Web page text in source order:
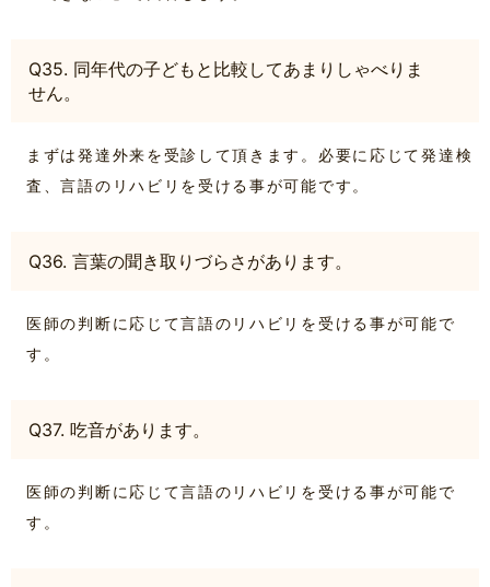
Q35. 同年代の子どもと比較してあまりしゃべりま
せん。
まずは発達外来を受診して頂きます。必要に応じて発達検
査、言語のリハビリを受ける事が可能です。
Q36. 言葉の聞き取りづらさがあります。
医師の判断に応じて言語のリハビリを受ける事が可能で
す。
Q37. 吃音があります。
医師の判断に応じて言語のリハビリを受ける事が可能で
す。